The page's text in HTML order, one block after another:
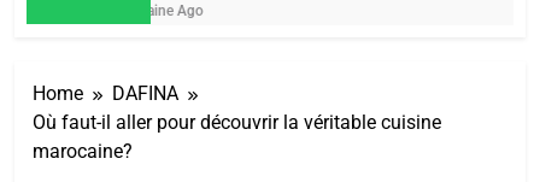
1 Semaine Ago
Home
DAFINA
Où faut-il aller pour découvrir la véritable cuisine
marocaine?